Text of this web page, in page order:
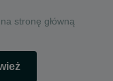
stronę główną